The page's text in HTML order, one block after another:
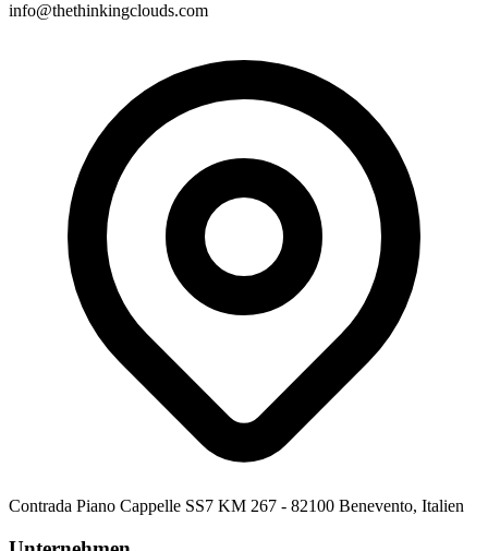
info@thethinkingclouds.com
Contrada Piano Cappelle SS7 KM 267 - 82100 Benevento, Italien